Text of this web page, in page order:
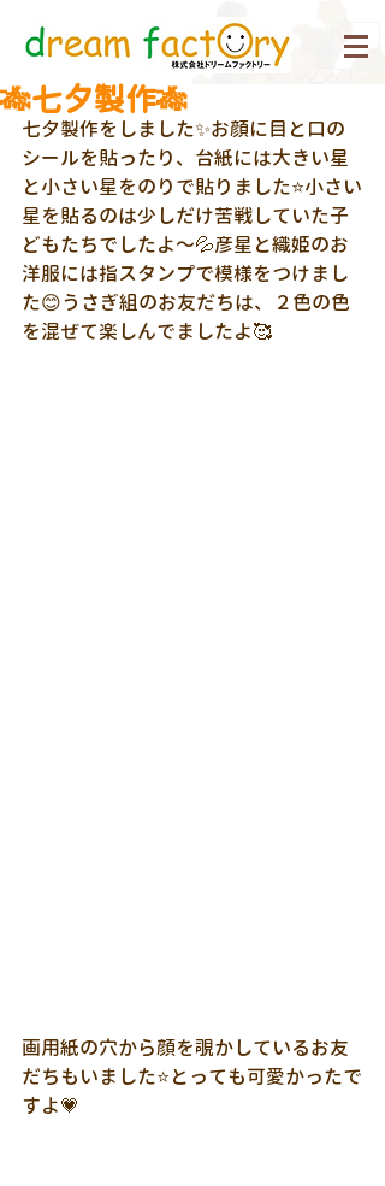
🎋七夕製作🎋
七夕製作をしました✨お顔に目と口の
シールを貼ったり、台紙には大きい星
と小さい星をのりで貼りました⭐小さい
星を貼るのは少しだけ苦戦していた子
どもたちでしたよ～💦彦星と織姫のお
洋服には指スタンプで模様をつけまし
た😊うさぎ組のお友だちは、２色の色
を混ぜて楽しんでましたよ🥰
画用紙の穴から顔を覗かしているお友
だちもいました⭐とっても可愛かったで
すよ💗